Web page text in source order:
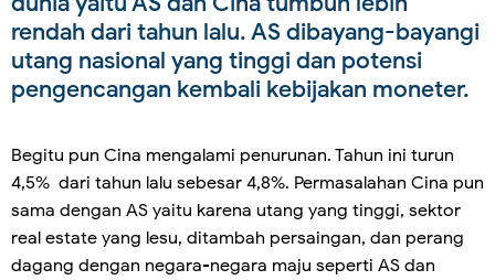
rendah dari tahun lalu. AS dibayang-bayangi
utang nasional yang tinggi dan potensi
pengencangan kembali kebijakan moneter.
Begitu pun Cina mengalami penurunan. Tahun ini turun
4,5% dari tahun lalu sebesar 4,8%. Permasalahan Cina pun
sama dengan AS yaitu karena utang yang tinggi, sektor
real estate yang lesu, ditambah persaingan, dan perang
dagang dengan negara-negara maju seperti AS dan